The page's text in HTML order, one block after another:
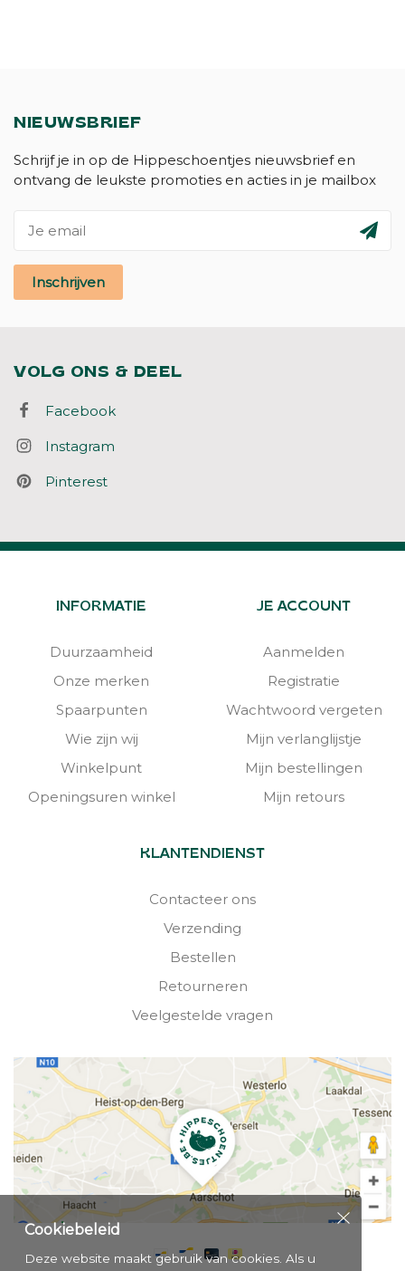
NIEUWSBRIEF
Schrijf je in op de Hippeschoentjes nieuwsbrief en
ontvang de leukste promoties en acties in je mailbox
Inschrijven
VOLG ONS & DEEL
Facebook
Instagram
Pinterest
INFORMATIE
Duurzaamheid
Onze merken
Spaarpunten
Wie zijn wij
Winkelpunt
Openingsuren winkel
JE ACCOUNT
Aanmelden
Registratie
Wachtwoord vergeten
Mijn verlanglijstje
Mijn bestellingen
Mijn retours
KLANTENDIENST
Contacteer ons
Verzending
Bestellen
Retourneren
Veelgestelde vragen
Cookiebeleid
Deze website maakt gebruik van cookies. Als u